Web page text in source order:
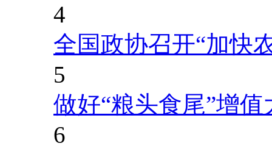
4
全国政协召开“加快
5
做好“粮头食尾”增值
6